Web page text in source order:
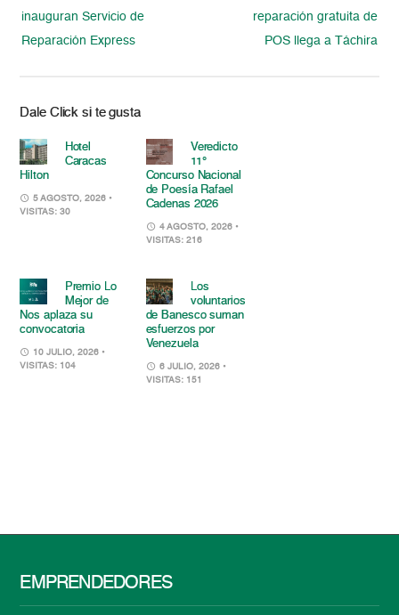
inauguran Servicio de
Reparación Express
reparación gratuita de
POS llega a Táchira
Dale Click si te gusta
Hotel
Caracas
Hilton
5 AGOSTO, 2026 •
VISITAS: 30
Veredicto
11°
Concurso Nacional
de Poesía Rafael
Cadenas 2026
4 AGOSTO, 2026 •
VISITAS: 216
Premio Lo
Mejor de
Nos aplaza su
convocatoria
10 JULIO, 2026 •
VISITAS: 104
Los
voluntarios
de Banesco suman
esfuerzos por
Venezuela
6 JULIO, 2026 •
VISITAS: 151
EMPRENDEDORES